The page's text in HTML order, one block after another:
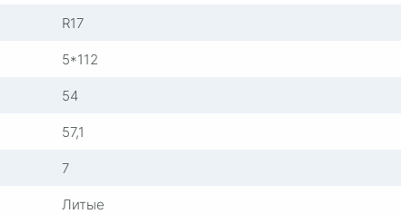
R17
5*112
54
57,1
7
Литые